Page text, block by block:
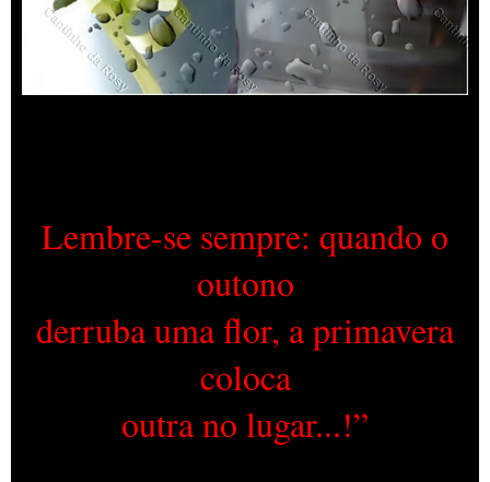
Lembre-se sempre: quando o
outono
derruba uma flor, a primavera
coloca
outra no lugar...!”